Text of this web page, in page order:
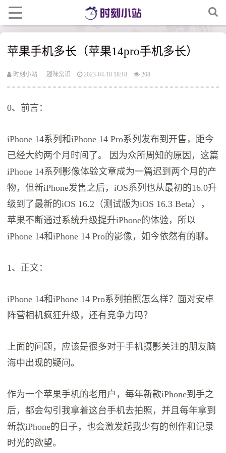
苹果手机多长（苹果14pro手机多长）
时刻小站 趣味常识 2023-04-18 18:18 208
0、前言：
iPhone 14系列和iPhone 14 Pro系列发布到开售，距今
已经大约两个月时间了。 因为众所周知的原因，这篇
iPhone 14系列影像体验文章成为一篇迟到两个月的产
物，但新iPhone发售之后，iOS系列也从最初的16.0升
级到了最新的iOS 16.2（测试版为iOS 16.3 Beta），
苹果不断通过系统升级提升iPhone的体验，所以
iPhone 14和iPhone 14 Pro的影像，如今依然有的聊。
1、正文：
iPhone 14和iPhone 14 Pro系列拍照怎么样？面对安卓
阵营相机疯狂升级，还有竞争力吗？
上面的问题，应该是很多对于手机摄影关注的朋友脑
海中出现的疑问。
作为一个苹果手机的老用户，每年新款iPhone到手之
后，都会勾引我拿着这台手机去拍照，并且每年拿到
新款iPhone的日子，也会激发起我少有的创作和记录
时光的欲望。